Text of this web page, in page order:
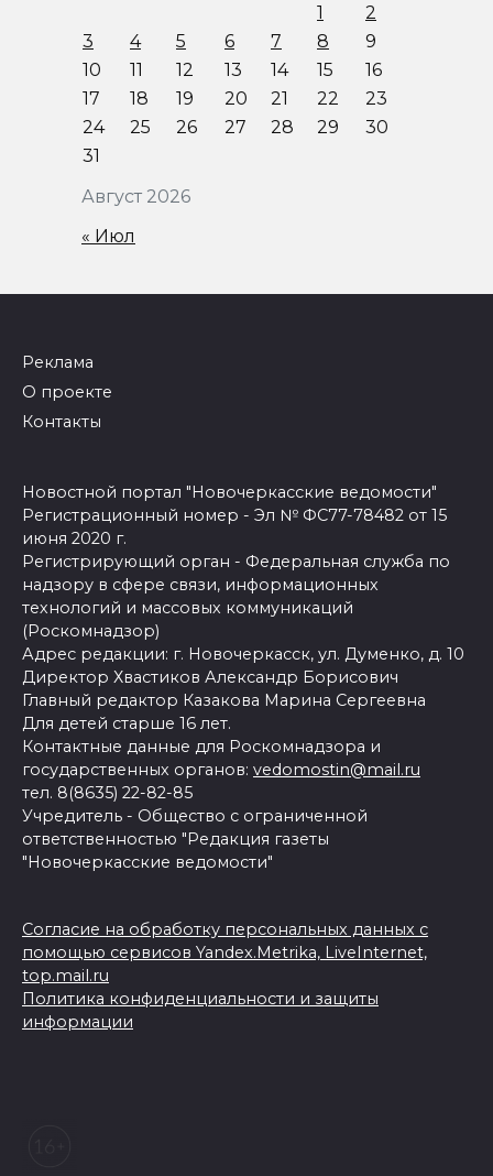
Август 2026
1
2
3
4 5 6 7 8
9
10
11 12 13 14 15
16
17
18 19 20 21 22
23
24
25 26 27 28 29
30
31
« Июл
Реклама
О проекте
Контакты
Новостной портал "Новочеркасские ведомости"
Регистрационный номер - Эл № ФС77-78482 от 15
июня 2020 г.
Регистрирующий орган - Федеральная служба по
надзору в сфере связи, информационных
технологий и массовых коммуникаций
(Роскомнадзор)
Адрес редакции: г. Новочеркасск, ул. Думенко, д. 10
Директор Хвастиков Александр Борисович
Главный редактор Казакова Марина Сергеевна
Для детей старше 16 лет.
Контактные данные для Роскомнадзора и
государственных органов: vedomostin@mail.ru
тел. 8(8635) 22-82-85
Учредитель - Общество с ограниченной
ответственностью "Редакция газеты
"Новочеркасские ведомости"
Согласие на обработку персональных данных с
помощью сервисов Yandex.Metrika, LiveInternet,
top.mail.ru
Политика конфиденциальности и защиты
информации